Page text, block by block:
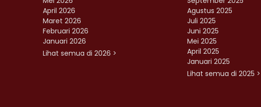
April 2026
Maret 2026
Februari 2026
Januari 2026
Lihat semua di 2026 >
Agustus 2025
Juli 2025
Juni 2025
Mei 2025
April 2025
Januari 2025
Lihat semua di 2025 >